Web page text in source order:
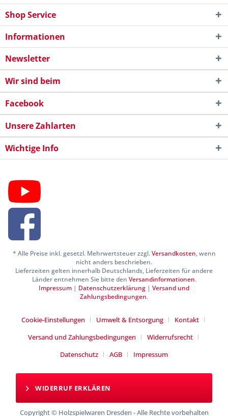
Shop Service
Informationen
Newsletter
Wir sind beim
Facebook
Unsere Zahlarten
Wichtige Info
* Alle Preise inkl. gesetzl. Mehrwertsteuer zzgl.Versandkosten, wenn
nicht anders beschrieben.
Lieferzeiten gelten innerhalb Deutschlands, Lieferzeiten für andere
Länder entnehmen Sie bitte den Versandinformationen.
Impressum | Datenschutzerklärung | Versand und
Zahlungsbedingungen.
Cookie-Einstellungen Umwelt & Entsorgung
Kontakt
Versand und Zahlungsbedingungen
Widerrufsrecht
Datenschutz
AGB Impressum
WIDERRUF ERKLÄREN
Copyright © Holzspielwaren Dresden - Alle Rechte vorbehalten